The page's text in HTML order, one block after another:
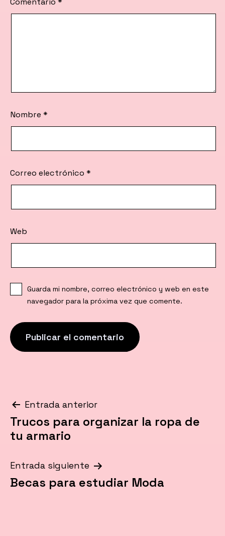
Nombre *
Correo electrónico *
Web
Guarda mi nombre, correo electrónico y web en este
navegador para la próxima vez que comente.
Navegación
de
Entrada anterior
Trucos para organizar la ropa de
tu armario
Entrada siguiente
Becas para estudiar Moda